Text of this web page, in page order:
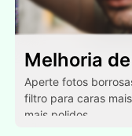
Melhoria
Aperte fotos
filtro para caras
mais polidos.